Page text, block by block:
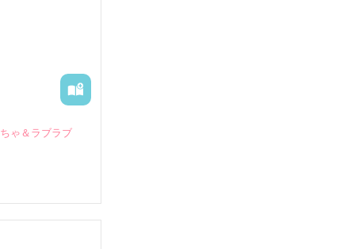
ゃ＆ラブラブ
閥御曹司に